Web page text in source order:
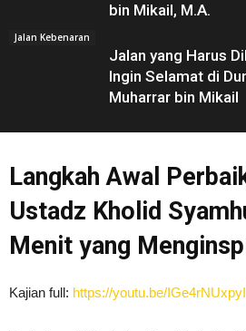
bin Mikail, M.A.
Jalan Kebenaran
Jalan yang Harus
Ingin Selamat di
Muharrar bin Mikail
Langkah Awal
Ustadz Kholid
Menit yang
Kajian full: https://youtu.be/IGe4rNUxpyI